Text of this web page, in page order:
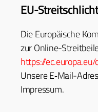
EU-
Die Europäis­che
zur Online-
https://
Unsere E‑Mail-
Impressum.